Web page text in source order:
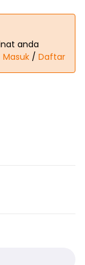
anda
Masuk / Daftar